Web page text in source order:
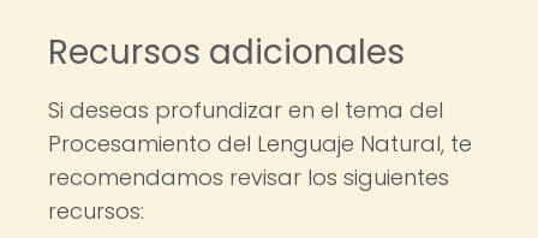
Recursos adicionales
Si deseas profundizar en el tema del
Procesamiento del Lenguaje Natural, te
recomendamos revisar los siguientes
recursos: